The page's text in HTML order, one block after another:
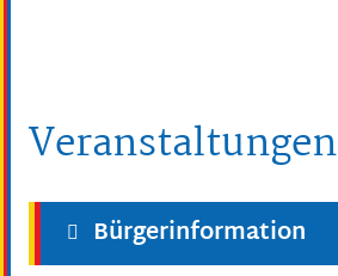
Veranstaltungen
Bürgerinformation